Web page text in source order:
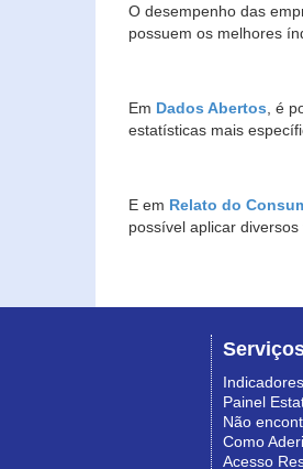
O desempenho das
possuem os melhores
Em Dados Abertos, é
estatísticas mais
E em Relato do
possível aplicar
Indicadores
Painel
Não
Como
Acesso